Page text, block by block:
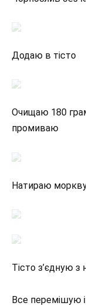
Додаю в тісто
Очищаю 180
промиваю
Натираю моркву
Тісто з’єдную
Все перемішую